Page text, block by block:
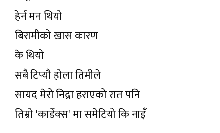
हेर्न मन थियो
बिरामीको खास कारण
के थियो
सबै टिप्यौ होला तिमीले
सायद मेरो निद्रा हराएको रात पनि
तिम्रो 'कार्डेक्स' मा समेटियो कि नाइँ